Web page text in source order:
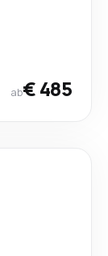
ab€ 485